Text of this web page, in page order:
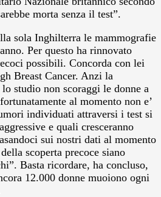
morta senza il test”.
sola Inghilterra le mammografie
Per questo ha rinnovato
possibili. Concorda con lei
Breast Cancer. Anzi la
studio non scoraggi le donne a
al momento non e’
individuati attraversi i test si
e quali cresceranno
sui nostri dati al momento
scoperta precoce siano
Basta ricordare, ha concluso,
12.000 donne muoiono ogni